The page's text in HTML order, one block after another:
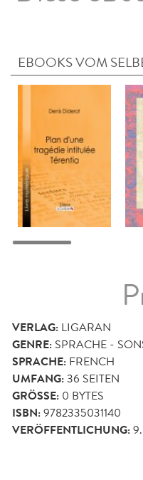
EBOOKS VOM
VERLAG: LIGARAN
GENRE: SPRACHE -
SPRACHE: FRENCH
UMFANG:36 SEITEN
GRÖSSE: 0 BYTES
ISBN:9782335031140
VERÖFFENTLICHUNG: